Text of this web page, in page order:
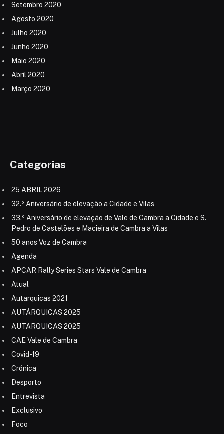
Setembro 2020
Agosto 2020
Julho 2020
Junho 2020
Maio 2020
Abril 2020
Março 2020
Categorias
25 ABRIL 2026
32.º Aniversário de elevação a Cidade e Vilas
33.º Aniversário de elevação de Vale de Cambra a Cidade e S.
Pedro de Castelões e Macieira de Cambra a Vilas
50 anos Voz de Cambra
Agenda
APCAR Rally Series Stars Vale de Cambra
Atual
Autarquicas 2021
AUTÁRQUICAS 2025
AUTARQUICAS 2025
CAE Vale de Cambra
Covid-19
Crónica
Desporto
Entrevista
Exclusivo
Foco